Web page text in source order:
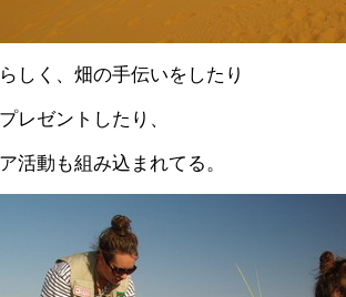
しく、畑の手伝いをしたり
レゼントしたり、
活動も組み込まれてる。